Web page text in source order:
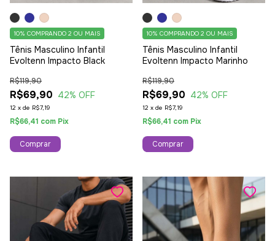
Tênis Masculino Infantil
Evoltenn Impacto Black
R$69,90
R$119,90
42% OFF
12 x de R$7,19
10% COMPRANDO 2 OU MAIS
R$66,41 com Pix
Comprar
Tênis Masculino Infantil
Evoltenn Impacto Marinho
R$69,90
R$119,90
42% OFF
12 x de R$7,19
10% COMPRANDO 2 OU MAIS
R$66,41 com Pix
Comprar